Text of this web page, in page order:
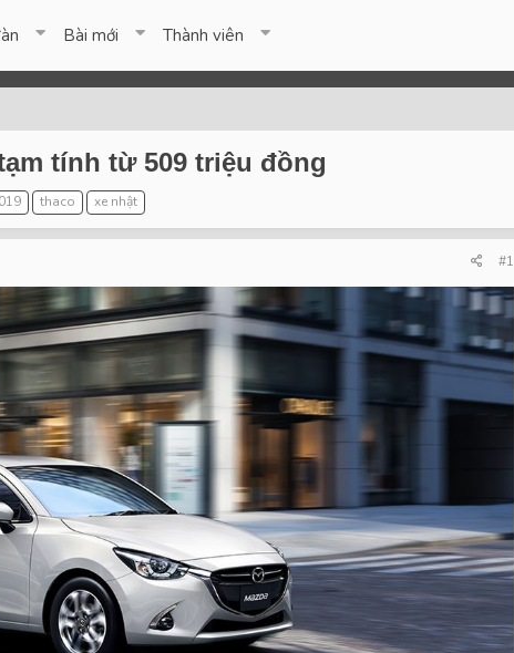
Bài mới Thành viên
tính từ 509 triệu đồng
thaco xe nhật
#1